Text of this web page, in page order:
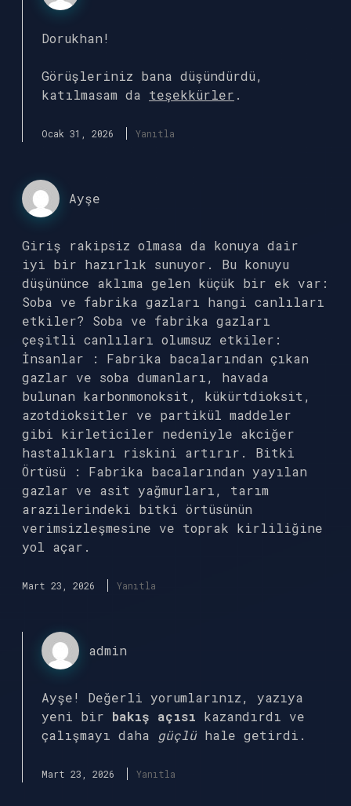
Dorukhan!
Görüşleriniz bana düşündürdü,
katılmasam da teşekkürler .
Ocak 31, 2026 Yanıtla
Ayşe
Giriş rakipsiz olmasa da konuya dair
iyi bir hazırlık sunuyor. Bu konuyu
düşününce aklıma gelen küçük bir ek var:
Soba ve fabrika gazları hangi canlıları
etkiler? Soba ve fabrika gazları
çeşitli canlıları olumsuz etkiler:
İnsanlar : Fabrika bacalarından çıkan
gazlar ve soba dumanları, havada
bulunan karbonmonoksit, kükürtdioksit,
azotdioksitler ve partikül maddeler
gibi kirleticiler nedeniyle akciğer
hastalıkları riskini artırır. Bitki
Örtüsü : Fabrika bacalarından yayılan
gazlar ve asit yağmurları, tarım
arazilerindeki bitki örtüsünün
verimsizleşmesine ve toprak kirliliğine
yol açar.
Mart 23, 2026 Yanıtla
admin
Ayşe! Değerli yorumlarınız, yazıya
yeni bir bakış açısı kazandırdı ve
çalışmayı daha güçlühale getirdi.
Mart 23, 2026 Yanıtla